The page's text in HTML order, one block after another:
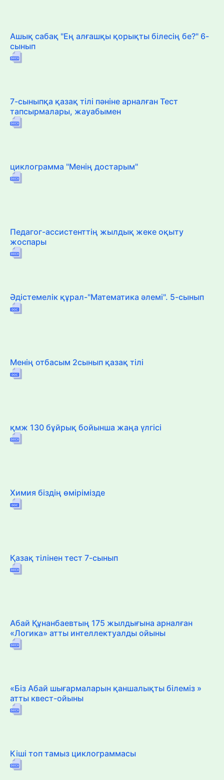
Ашық сабақ "Ең алғашқы қорықты білесің бе?" 6-
сынып
7-сыныпқа қазақ тілі пәніне арналған Тест
тапсырмалары, жауабымен
циклограмма "Менің достарым"
Педагог-ассистенттің жылдық жеке оқыту
жоспары
Әдістемелік құрал-"Математика әлемі". 5-сынып
Менің отбасым 2сынып қазақ тілі
қмж 130 бұйрық бойынша жаңа үлгісі
Химия біздің өмірімізде
Қазақ тілінен тест 7-сынып
Абай Құнанбаевтың 175 жылдығына арналған
«Логика» атты интеллектуалды ойыны
«Біз Абай шығармаларын қаншалықты білеміз »
атты квест-ойыны
Кіші топ тамыз циклограммасы